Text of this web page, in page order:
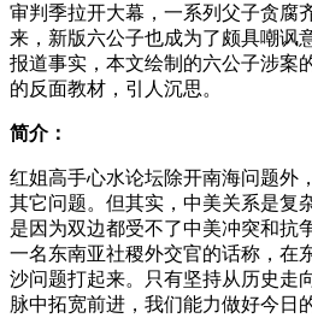
审判季拉开大幕，一系列父子贪腐
来，新版六公子也成为了颇具嘲讽
报道事实，本文绘制的六公子涉案
的反面教材，引人沉思。
简介：
红姐高手心水论坛除开南海问题外
其它问题。但其实，中美关系是复
是因为双边都受不了中美冲突和抗
一名东南亚社稷外交官的话称，在
沙问题打起来。只有坚持从历史走
脉中拓宽前进，我们能力做好今日